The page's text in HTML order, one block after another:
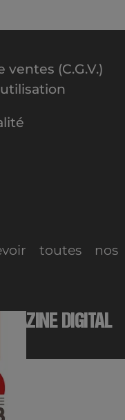
(C.G.V.)
toutes nos
DIGITAL